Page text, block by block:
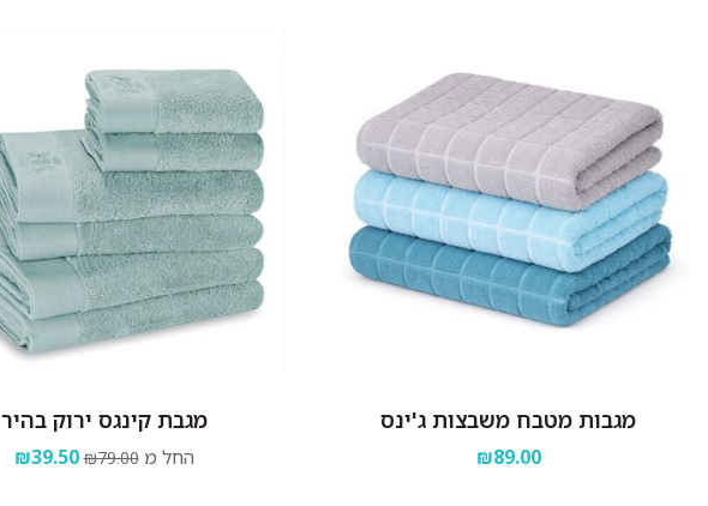
מגבות מטבח משבצות ג'ינס
₪89.00
מגבת קינגס ירוק בהיר
החל מ ₪79.00
₪39.50